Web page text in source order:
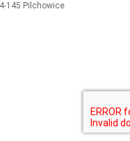
145 Pilchowice